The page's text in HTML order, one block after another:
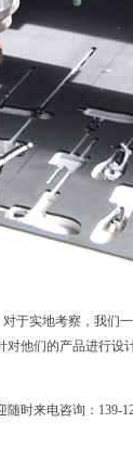
于实地考察，我们
他们的产品进行
时来电咨询：139-